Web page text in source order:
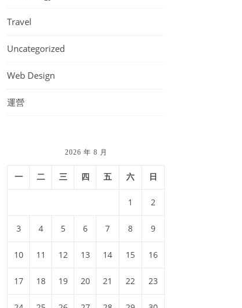
Travel
Uncategorized
Web Design
運營
2026 年 8 月
一 二 三 四 五 六 日
1 2
3 4 5 6 7 8 9
10 11 12 13 14 15 16
17 18 19 20 21 22 23